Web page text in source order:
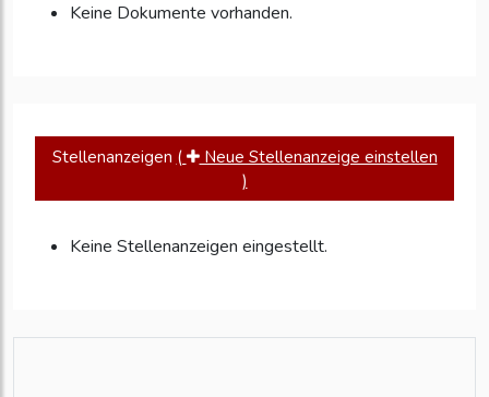
Keine Dokumente vorhanden.
Stellenanzeigen (
Neue Stellenanzeige einstellen
)
Keine Stellenanzeigen eingestellt.